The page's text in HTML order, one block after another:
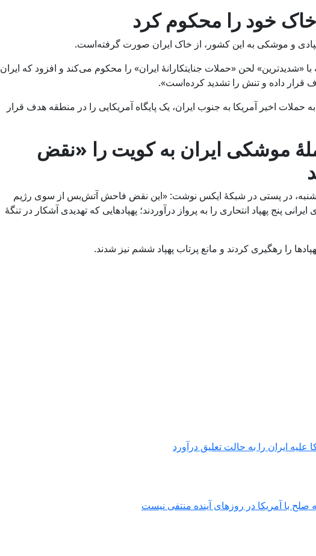
خود را محکوم کرد
و موشکی‌ به این کشور، از خاک ایران صورت گرفته‌است.
«شدیدترین» لحن «حملات جنایتکارانۀ ایران» را محکوم می‌کند و افزود که ایران
قرار داده و تنش را تشدید کرده‌است».
حملات اخیر آمریکا به جنوب ایران، یک پایگاه آمریکایی را در منطقه هدف قرار
موشکی ایران به کویت را «نقض
در پستی در شبکۀ ایکس نوشت: «این نقض فاحش آتش‌بس از سوی رژیم
پنج پهپاد انتحاری را به پرواز درآوردند؛ پهپادهایی که تهدیدی آشکار در تنگۀ
را رهگیری کردند و مانع پرتاب پهپاد ششم نیز شدند.
ایران را به حالت تعلیق درآورد
با آمریکا در روزهای آینده منتفی نیست